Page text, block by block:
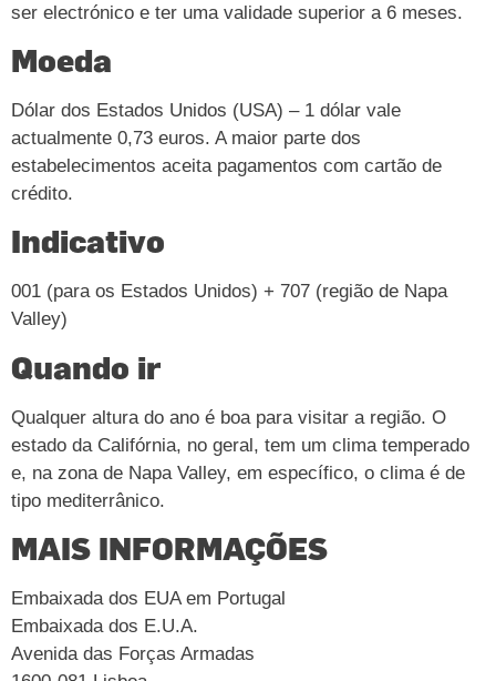
ser electrónico e ter uma validade superior a 6 meses.
Moeda
Dólar dos Estados Unidos (USA) – 1 dólar vale
actualmente 0,73 euros. A maior parte dos
estabelecimentos aceita pagamentos com cartão de
crédito.
Indicativo
001 (para os Estados Unidos) + 707 (região de Napa
Valley)
Quando ir
Qualquer altura do ano é boa para visitar a região. O
estado da Califórnia, no geral, tem um clima temperado
e, na zona de Napa Valley, em específico, o clima é de
tipo mediterrânico.
MAIS INFORMAÇÕES
Embaixada dos EUA em Portugal
Embaixada dos E.U.A.
Avenida das Forças Armadas